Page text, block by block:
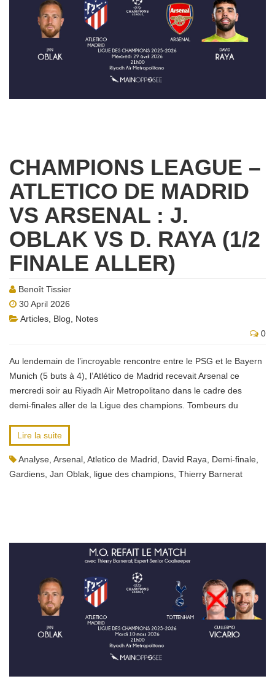
CHAMPIONS LEAGUE –
ATLETICO DE MADRID
VS ARSENAL : J.
OBLAK VS D. RAYA (1/2
FINALE ALLER)
Benoît Tissier
30 April 2026
Articles Blog
Notes
0
Au lendemain de l’incroyable rencontre entre le PSG et le Bayern
Munich (5 buts à 4), l’Atlético de Madrid recevait Arsenal ce
mercredi soir au Riyadh Air Metropolitano dans le cadre des
demi-finales aller de la Ligue des champions. Tombeurs du
Lire la suite
Analyse Arsenal Atletico de Madrid David Raya Demi-finale
Gardiens Jan Oblak ligue des champions Thierry Barnerat